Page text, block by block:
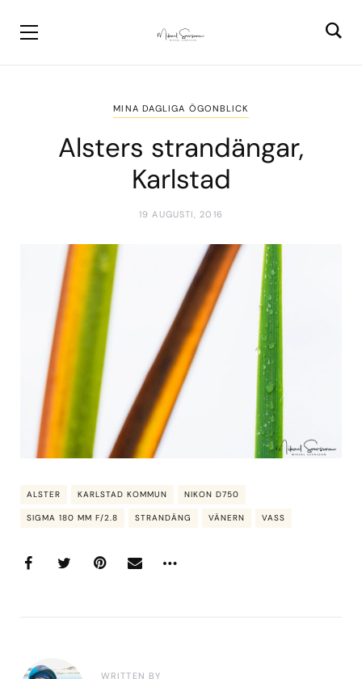
MINA DAGLIGA ÖGONBLICK
Alsters strandängar,
Karlstad
19 AUGUSTI, 2016
ALSTER KARLSTAD KOMMUN NIKON D750
SIGMA 180 MM F/2.8 STRANDÄNG VÄNERN VASS
WRITTEN BY